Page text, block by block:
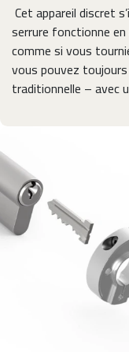
Cet appareil discret
serrure fonctionne
comme si vous
vous pouvez
traditionnelle – avec